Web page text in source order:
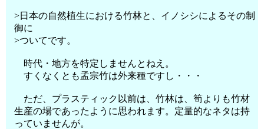
>日本の自然植生における竹林と、イノシシによるその制
御に
>ついてです。
時代・地方を特定しませんとねえ。
すくなくとも孟宗竹は外来種ですし・・・
ただ、プラスティック以前は、竹林は、筍よりも竹材
生産の場であったように思われます。定量的なネタは持
っていませんが。